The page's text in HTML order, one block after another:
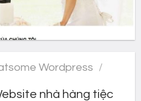
Wordpress /
nhà hàng tiệc